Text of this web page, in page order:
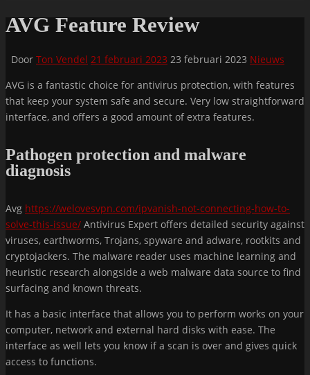
AVG Feature Review
Door Ton Vendel 21 februari 2023 23 februari 2023 Nieuws
AVG is a fantastic choice for antivirus protection, with features
that keep your system safe and secure. Very low straightforward
interface, and offers a good amount of extra features.
Pathogen protection and malware
diagnosis
Avg https://welovesvpn.com/ipvanish-not-connecting-how-to-
solve-this-issue/ Antivirus Expert offers detailed security against
viruses, earthworms, Trojans, spyware and adware, rootkits and
cryptojackers. The malware reader uses machine learning and
heuristic research alongside a web malware data source to find
surfacing and known threats.
It has a basic interface that allows you to perform works on your
computer, network and external hard disks with ease. The
interface as well lets you know if a scan is over and gives quick
access to functions.